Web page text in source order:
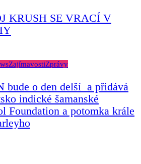
KRUSH SE VRACÍ V
ZajímavostiZprávy
bude o den delší a přidává
indické šamanské
Foundation a potomka krále